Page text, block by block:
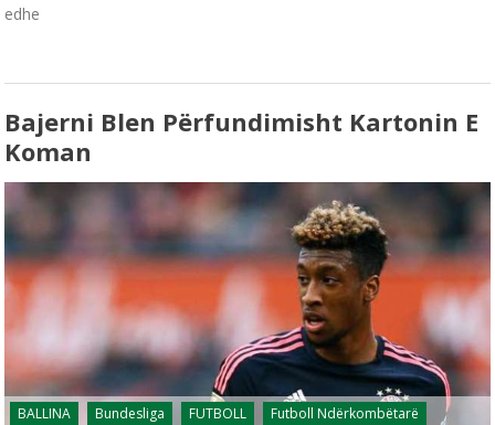
edhe
Bajerni Blen Përfundimisht Kartonin E
Koman
BALLINA Bundesliga FUTBOLL
Futboll Ndërkombëtarë